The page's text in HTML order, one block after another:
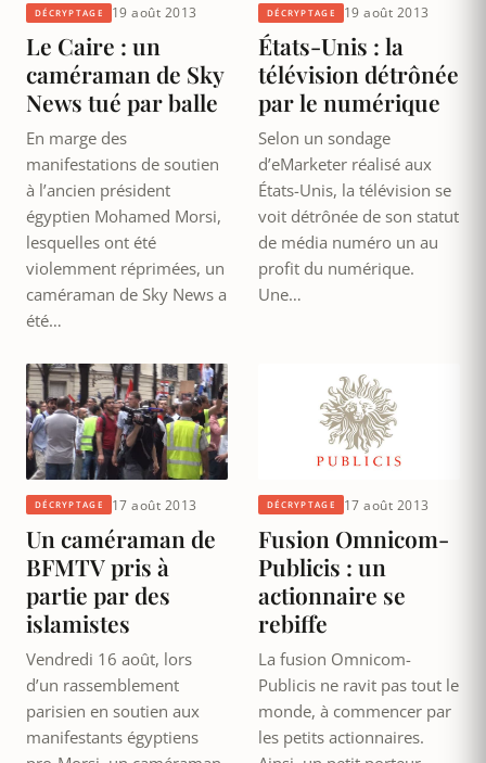
DÉCRYPTAGE 19 août 2013
Le Caire : un
caméraman de Sky
News tué par balle
En marge des
manifestations de soutien
à l’ancien président
égyptien Mohamed Morsi,
lesquelles ont été
violemment réprimées, un
caméraman de Sky News a
été…
DÉCRYPTAGE 19 août 2013
États-Unis : la
télévision détrônée
par le numérique
Selon un sondage
d’eMarketer réalisé aux
États-Unis, la télévision se
voit détrônée de son statut
de média numéro un au
profit du numérique.
Une…
DÉCRYPTAGE 17 août 2013
Un caméraman de
BFMTV pris à
partie par des
islamistes
Vendredi 16 août, lors
d’un rassemblement
parisien en soutien aux
manifestants égyptiens
DÉCRYPTAGE 17 août 2013
Fusion Omnicom-
Publicis : un
actionnaire se
rebiffe
La fusion Omnicom-
Publicis ne ravit pas tout le
monde, à commencer par
les petits actionnaires.